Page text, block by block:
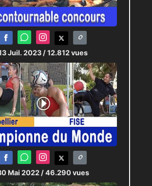
Juil. 2023 / 12.812 vues
Mai 2022 / 46.290 vues